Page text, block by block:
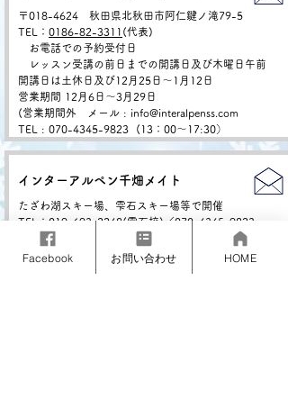
〒018-4624 秋田県北秋田市阿仁鍵ノ滝79-5
TEL： 0186-82-3311 (代表)
お電話での予約受付日
レッスン受講の前日までの開講日及び木曜日午前
開講日は土休日及び12月25日〜1月12日
営業期間 12月6日～3月29日
(営業期間外 メール : info@interalpenss.com
TEL
: 070-4345-9823 ( 13：00〜17:30）
インターアルペン千畑メイト
たざわ湖スキー場、雫石スキー場等で開催
TEL： 019-693-2248(雫石校)／070-4345-9823
営業期間 12月20日～3月29日(レッスンは事前予約制)
Facebook お問い合わせ HOME